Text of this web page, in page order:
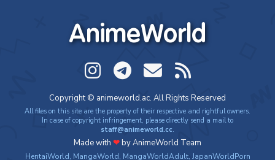
AnimeWorld
Copyright © animeworld.ac. All Rights Reserved
All files on this site are the property of their respective and rightful owners.
In case of copyright infringement, please directly send a mail to
staff@animeworld.cc.
Made with ❤by AnimeWorld Team
HentaiWorld, MangaWorld, MangaWorldAdult, JapanWorldPorn